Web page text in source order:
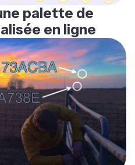
palette de
en ligne